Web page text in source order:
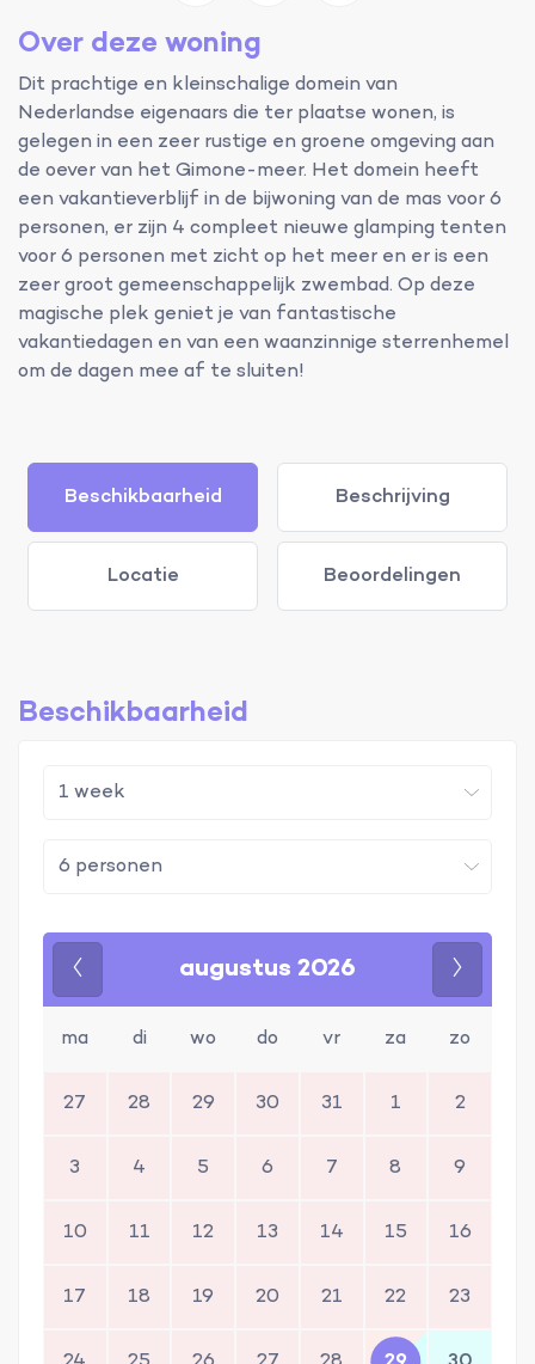
Over deze woning
Dit prachtige en kleinschalige domein van
Nederlandse eigenaars die ter plaatse wonen, is
gelegen in een zeer rustige en groene omgeving aan
de oever van het Gimone-meer. Het domein heeft
een vakantieverblijf in de bijwoning van de mas voor 6
personen, er zijn 4 compleet nieuwe glamping tenten
voor 6 personen met zicht op het meer en er is een
zeer groot gemeenschappelijk zwembad. Op deze
magische plek geniet je van fantastische
vakantiedagen en van een waanzinnige sterrenhemel
om de dagen mee af te sluiten!
Beschikbaarheid Beschrijving
Locatie Beoordelingen
Beschikbaarheid
augustus 2026
ma di wo do vr za zo
27 28 29 30 31 1 2
3 4 5 6 7 8 9
10 11 12 13 14 15 16
17 18 19 20 21 22 23